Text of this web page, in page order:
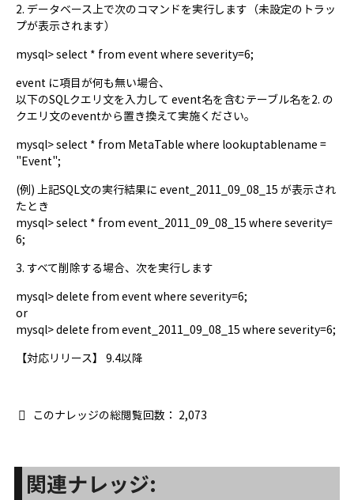
2. データベース上で次のコマンドを実行します（未設定のトラッ
プが表示されます）
mysql> select * from event where severity=6;
event に項目が何も無い場合、
以下のSQLクエリ文を入力して event名を含むテーブル名を2. の
クエリ文のeventから置き換えて実施ください。
mysql> select * from MetaTable where lookuptablename =
"Event";
(例) 上記SQL文の実行結果に event_2011_09_08_15 が表示され
たとき
mysql> select * from event_2011_09_08_15 where severity=
6;
3. すべて削除する場合、次を実行します
mysql> delete from event where severity=6;
or
mysql> delete from event_2011_09_08_15 where severity=6;
【対応リリース】 9.4以降
このナレッジの総閲覧回数： 2,073
関連ナレッジ: